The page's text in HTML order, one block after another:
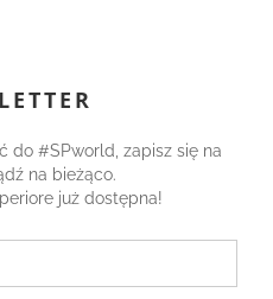
do #SPworld, zapisz się na
na bieżąco.
już dostępna!